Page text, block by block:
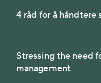
4 råd for å håndtere
Stressing the need
management